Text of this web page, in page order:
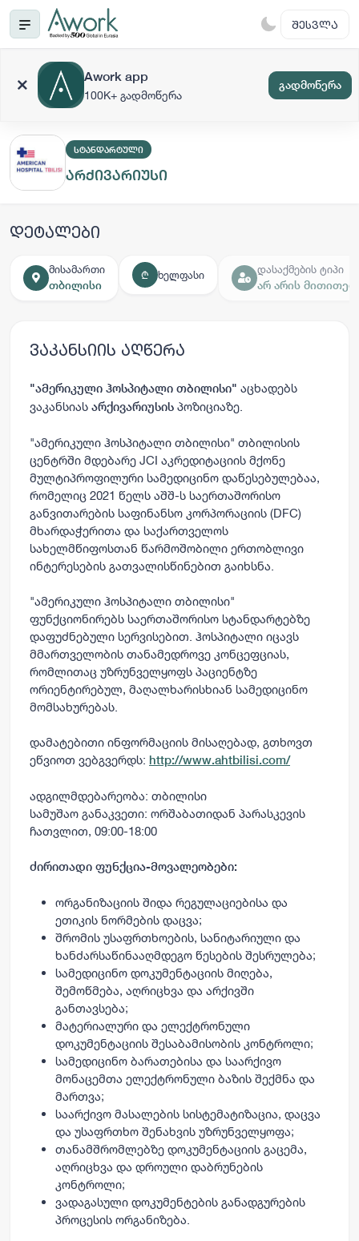
ᲨᲔᲡᲕᲚᲐ
Awork app
100K+ გადმოწერა
გადმოწერა
ᲡᲢᲐᲜᲓᲐᲠᲢᲣᲚᲘ
არქივარიუსი
დეტალები
მისამართი
თბილისი
₾ ხელფასი
დასაქმების ტიპი
არ არის
ვაკანსიის აღწერა
"ამერიკული ჰოსპიტალი თბილისი" აცხადებს
ვაკანსიას არქივარიუსის პოზიციაზე.
"ამერიკული ჰოსპიტალი თბილისი" თბილისის
ცენტრში მდებარე JCI აკრედიტაციის მქონე
მულტიპროფილური სამედიცინო დაწესებულებაა,
რომელიც 2021 წელს აშშ-ს საერთაშორისო
განვითარების საფინანსო კორპორაციის (DFC)
მხარდაჭერითა და საქართველოს
სახელმწიფოსთან წარმოშობილი ერთობლივი
ინტერესების გათვალისწინებით გაიხსნა.
"ამერიკული ჰოსპიტალი თბილისი"
ფუნქციონირებს საერთაშორისო სტანდარტებზე
დაფუძნებული სერვისებით. ჰოსპიტალი იცავს
მმართველობის თანამედროვე კონცეფციას,
რომლითაც უზრუნველყოფს პაციენტზე
ორიენტირებულ, მაღალხარისხიან სამედიცინო
მომსახურებას.
დამატებითი ინფორმაციის მისაღებად, გთხოვთ
ეწვიოთ ვებგვერდს: http://www.ahtbilisi.com/
ადგილმდებარეობა: თბილისი
სამუშაო განაკვეთი: ორშაბათიდან პარასკევის
ჩათვლით, 09:00-18:00
ძირითადი ფუნქცია-მოვალეობები:
ორგანიზაციის შიდა რეგულაციებისა და
ეთიკის ნორმების დაცვა;
შრომის უსაფრთხოების, სანიტარიული და
ხანძარსაწინააღმდეგო წესების შესრულება;
სამედიცინო დოკუმენტაციის მიღება,
შემოწმება, აღრიცხვა და არქივში
განთავსება;
მატერიალური და ელექტრონული
დოკუმენტაციის შესაბამისობის კონტროლი;
სამედიცინო ბარათებისა და საარქივო
მონაცემთა ელექტრონული ბაზის შექმნა და
მართვა;
საარქივო მასალების სისტემატიზაცია, დაცვა
და უსაფრთხო შენახვის უზრუნველყოფა;
თანამშრომლებზე დოკუმენტაციის გაცემა,
აღრიცხვა და დროული დაბრუნების
კონტროლი;
ვადაგასული დოკუმენტების განადგურების
პროცესის ორგანიზება.